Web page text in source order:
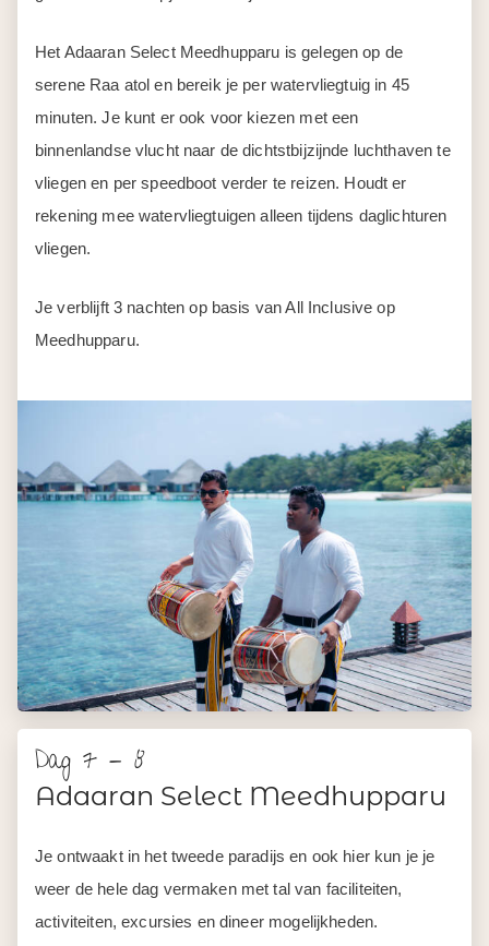
Het Adaaran Select Meedhupparu is gelegen op de
serene Raa atol en bereik je per watervliegtuig in 45
minuten. Je kunt er ook voor kiezen met een
binnenlandse vlucht naar de dichtstbijzijnde luchthaven te
vliegen en per speedboot verder te reizen. Houdt er
rekening mee watervliegtuigen alleen tijdens daglichturen
vliegen.
Je verblijft 3 nachten op basis van All Inclusive op
Meedhupparu.
Dag 7 - 8
Adaaran Select Meedhupparu
Je ontwaakt in het tweede paradijs en ook hier kun je je
weer de hele dag vermaken met tal van faciliteiten,
activiteiten, excursies en dineer mogelijkheden.